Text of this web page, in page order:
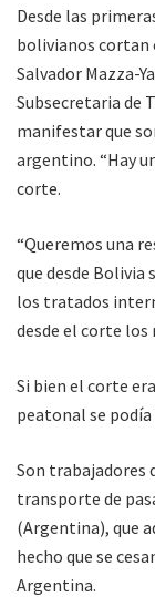
Desde las
bolivianos cortan
Salvador Mazza-
Subsecretaria de
manifestar que
argentino. “Hay
corte.
“Queremos una
que desde Bolivia
los tratados
desde el corte
Si bien el corte
peatonal se
Son trabajadores
transporte de
(Argentina), que
hecho que se
Argentina.